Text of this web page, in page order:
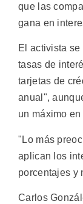
que las
gana en
El activista
tasas de
tarjetas de
anual",
un máximo
"Lo más
aplican los
porcentajes y
Carlos